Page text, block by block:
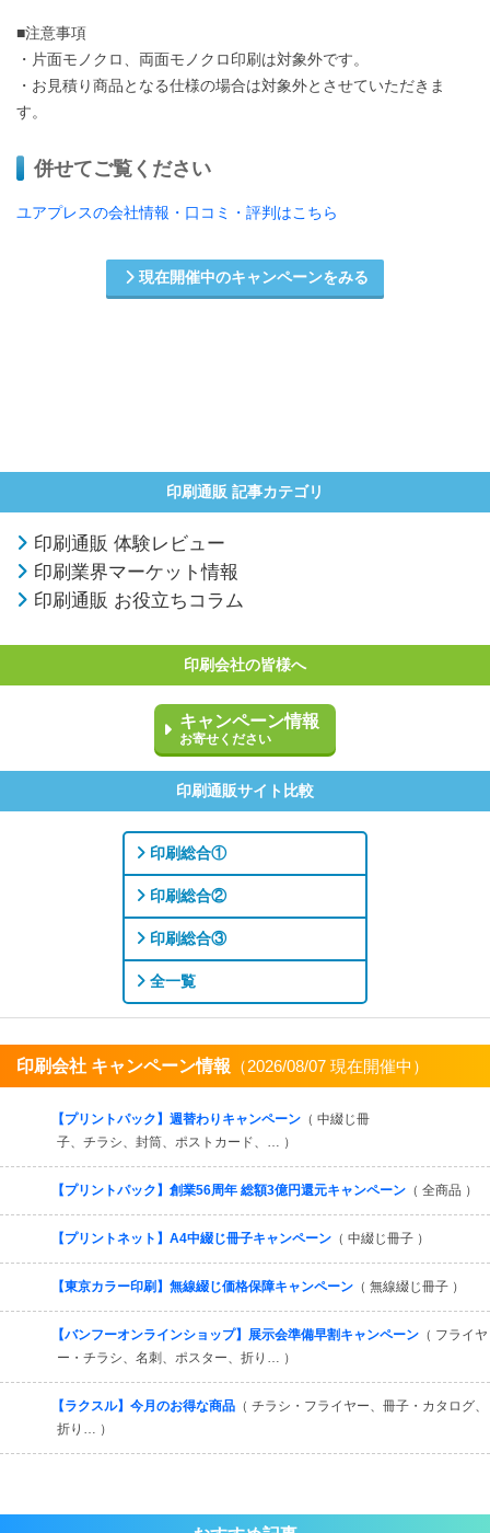
■注意事項
・片面モノクロ、両面モノクロ印刷は対象外です。
・お見積り商品となる仕様の場合は対象外とさせていただきま
す。
併せてご覧ください
ユアプレスの会社情報・口コミ・評判はこちら
現在開催中のキャンペーンをみる
印刷通販 記事カテゴリ
印刷通販 体験レビュー
印刷業界マーケット情報
印刷通販 お役立ちコラム
印刷会社の皆様へ
キャンペーン情報
お寄せください
印刷通販サイト比較
印刷総合①
印刷総合②
印刷総合③
全一覧
印刷会社 キャンペーン情報 （2026/08/07 現在開催中）
【プリントパック】週替わりキャンペーン （ 中綴じ冊
子、チラシ、封筒、ポストカード、… ）
【プリントパック】創業56周年 総額3億円還元キャンペーン （ 全商品 ）
【プリントネット】A4中綴じ冊子キャンペーン （ 中綴じ冊子 ）
【東京カラー印刷】無線綴じ価格保障キャンペーン （ 無線綴じ冊子 ）
【バンフーオンラインショップ】展示会準備早割キャンペーン （ フライヤ
ー・チラシ、名刺、ポスター、折り… ）
【ラクスル】今月のお得な商品 （ チラシ・フライヤー、冊子・カタログ、
折り… ）